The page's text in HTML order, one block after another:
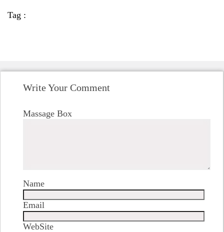
Tag :
Write Your Comment
Massage Box
Name
Email
WebSite